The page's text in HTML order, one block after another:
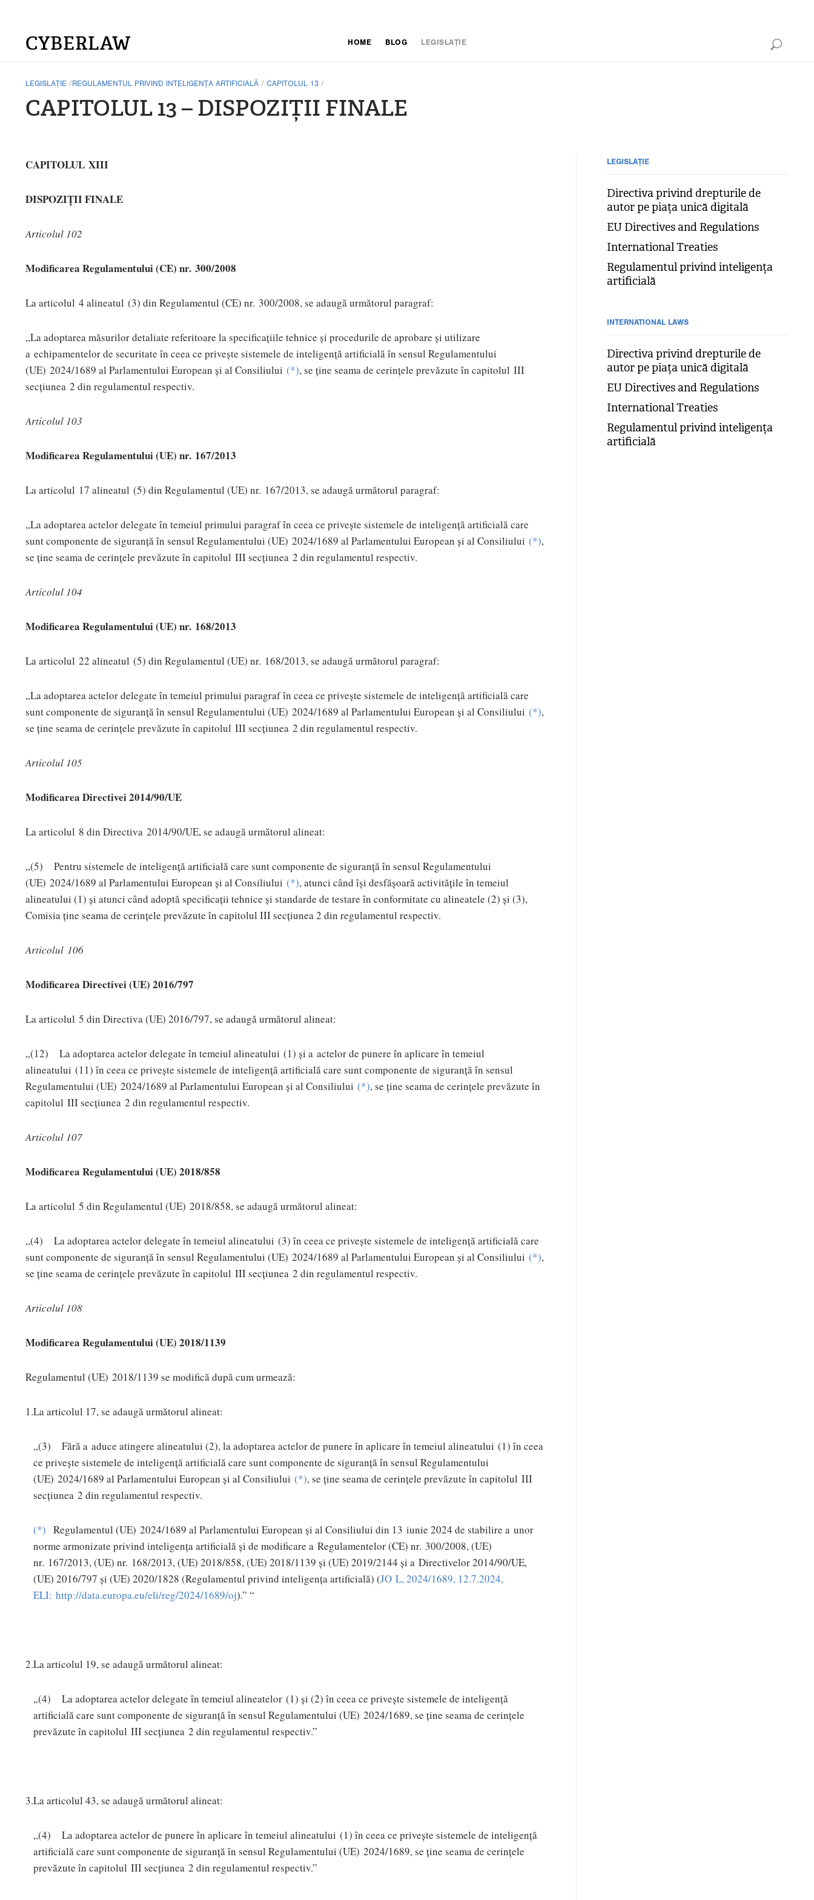
CYBERLAW HOME BLOG LEGISLAȚIE
LEGISLAȚIE /REGULAMENTUL PRIVIND INTELIGENȚA ARTIFICIALĂ / CAPITOLUL 13 /
CAPITOLUL 13 – DISPOZIȚII FINALE
CAPITOLUL XIII
DISPOZIȚII FINALE
Articolul 102
Modificarea Regulamentului (CE) nr. 300/2008
La articolul 4 alineatul (3) din Regulamentul (CE) nr. 300/2008, se adaugă următorul paragraf:
„La adoptarea măsurilor detaliate referitoare la specificațiile tehnice și procedurile de aprobare și utilizare
a echipamentelor de securitate în ceea ce privește sistemele de inteligență artificială în sensul Regulamentului
(UE) 2024/1689 al Parlamentului European și al Consiliului (*), se ține seama de cerințele prevăzute în capitolul III
secțiunea 2 din regulamentul respectiv.
Articolul 103
Modificarea Regulamentului (UE) nr. 167/2013
La articolul 17 alineatul (5) din Regulamentul (UE) nr. 167/2013, se adaugă următorul paragraf:
„La adoptarea actelor delegate în temeiul primului paragraf în ceea ce privește sistemele de inteligență artificială care
sunt componente de siguranță în sensul Regulamentului (UE) 2024/1689 al Parlamentului European și al Consiliului (*),
se ține seama de cerințele prevăzute în capitolul III secțiunea 2 din regulamentul respectiv.
Articolul 104
Modificarea Regulamentului (UE) nr. 168/2013
La articolul 22 alineatul (5) din Regulamentul (UE) nr. 168/2013, se adaugă următorul paragraf:
„La adoptarea actelor delegate în temeiul primului paragraf în ceea ce privește sistemele de inteligență artificială care
sunt componente de siguranță în sensul Regulamentului (UE) 2024/1689 al Parlamentului European și al Consiliului (*),
se ține seama de cerințele prevăzute în capitolul III secțiunea 2 din regulamentul respectiv.
Articolul 105
Modificarea Directivei 2014/90/UE
La articolul 8 din Directiva 2014/90/UE, se adaugă următorul alineat:
„(5) Pentru sistemele de inteligență artificială care sunt componente de siguranță în sensul Regulamentului
(UE) 2024/1689 al Parlamentului European și al Consiliului (*), atunci când își desfășoară activitățile în temeiul
alineatului (1) și atunci când adoptă specificații tehnice și standarde de testare în conformitate cu alineatele (2) și (3),
Comisia ține seama de cerințele prevăzute în capitolul III secțiunea 2 din regulamentul respectiv.
Articolul 106
Modificarea Directivei (UE) 2016/797
La articolul 5 din Directiva (UE) 2016/797, se adaugă următorul alineat:
„(12) La adoptarea actelor delegate în temeiul alineatului (1) și a actelor de punere în aplicare în temeiul
alineatului (11) în ceea ce privește sistemele de inteligență artificială care sunt componente de siguranță în sensul
Regulamentului (UE) 2024/1689 al Parlamentului European și al Consiliului (*), se ține seama de cerințele prevăzute în
capitolul III secțiunea 2 din regulamentul respectiv.
Articolul 107
Modificarea Regulamentului (UE) 2018/858
La articolul 5 din Regulamentul (UE) 2018/858, se adaugă următorul alineat:
„(4) La adoptarea actelor delegate în temeiul alineatului (3) în ceea ce privește sistemele de inteligență artificială care
sunt componente de siguranță în sensul Regulamentului (UE) 2024/1689 al Parlamentului European și al Consiliului (*),
se ține seama de cerințele prevăzute în capitolul III secțiunea 2 din regulamentul respectiv.
Articolul 108
Modificarea Regulamentului (UE) 2018/1139
Regulamentul (UE) 2018/1139 se modifică după cum urmează:
1.La articolul 17, se adaugă următorul alineat:
„(3) Fără a aduce atingere alineatului (2), la adoptarea actelor de punere în aplicare în temeiul alineatului (1) în ceea
ce privește sistemele de inteligență artificială care sunt componente de siguranță în sensul Regulamentului
(UE) 2024/1689 al Parlamentului European și al Consiliului (*), se ține seama de cerințele prevăzute în capitolul III
secțiunea 2 din regulamentul respectiv.
(*) Regulamentul (UE) 2024/1689 al Parlamentului European și al Consiliului din 13 iunie 2024 de stabilire a unor
norme armonizate privind inteligența artificială și de modificare a Regulamentelor (CE) nr. 300/2008, (UE)
nr. 167/2013, (UE) nr. 168/2013, (UE) 2018/858, (UE) 2018/1139 și (UE) 2019/2144 și a Directivelor 2014/90/UE,
(UE) 2016/797 și (UE) 2020/1828 (Regulamentul privind inteligența artificială) (JO L, 2024/1689, 12.7.2024,
ELI: http://data.europa.eu/eli/reg/2024/1689/oj).” “
2.La articolul 19, se adaugă următorul alineat:
„(4) La adoptarea actelor delegate în temeiul alineatelor (1) și (2) în ceea ce privește sistemele de inteligență
artificială care sunt componente de siguranță în sensul Regulamentului (UE) 2024/1689, se ține seama de cerințele
prevăzute în capitolul III secțiunea 2 din regulamentul respectiv.”
3.La articolul 43, se adaugă următorul alineat:
„(4) La adoptarea actelor de punere în aplicare în temeiul alineatului (1) în ceea ce privește sistemele de inteligență
artificială care sunt componente de siguranță în sensul Regulamentului (UE) 2024/1689, se ține seama de cerințele
prevăzute în capitolul III secțiunea 2 din regulamentul respectiv.”
LEGISLAȚIE
Directiva privind drepturile de
autor pe piața unică digitală
EU Directives and Regulations
International Treaties
Regulamentul privind inteligența
artificială
INTERNATIONAL LAWS
Directiva privind drepturile de
autor pe piața unică digitală
EU Directives and Regulations
International Treaties
Regulamentul privind inteligența
artificială